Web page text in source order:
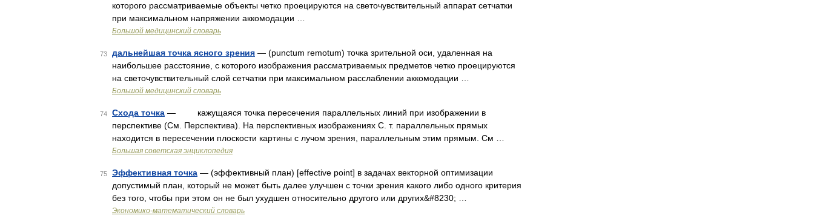
которого рассматриваемые объекты четко проецируются на светочувствительный аппарат сетчатки
при максимальном напряжении аккомодации …
Большой медицинский словарь
73 дальнейшая точка ясного зрения — (punctum remotum) точка зрительной оси, удаленная на
наибольшее расстояние, с которого изображения рассматриваемых предметов четко проецируются
на светочувствительный слой сетчатки при максимальном расслаблении аккомодации …
Большой медицинский словарь
74 Схода точка — кажущаяся точка пересечения параллельных линий при изображении в
перспективе (См. Перспектива). На перспективных изображениях С. т. параллельных прямых
находится в пересечении плоскости картины с лучом зрения, параллельным этим прямым. См …
Большая советская энциклопедия
75 Эффективная точка — (эффективный план) [effective point] в задачах векторной оптимизации
допустимый план, который не может быть далее улучшен с точки зрения какого либо одного критерия
без того, чтобы при этом он не был ухудшен относительно другого или других&#8230; …
Экономико-математический словарь